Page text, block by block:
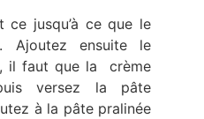
jusqu’à ce que le
Ajoutez ensuite le
il faut que la crème
versez la pâte
à la pâte pralinée